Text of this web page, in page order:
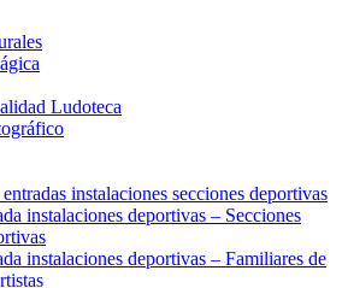
Ludoteca
instalaciones secciones deportivas
instalaciones deportivas – Secciones
instalaciones deportivas – Familiares de